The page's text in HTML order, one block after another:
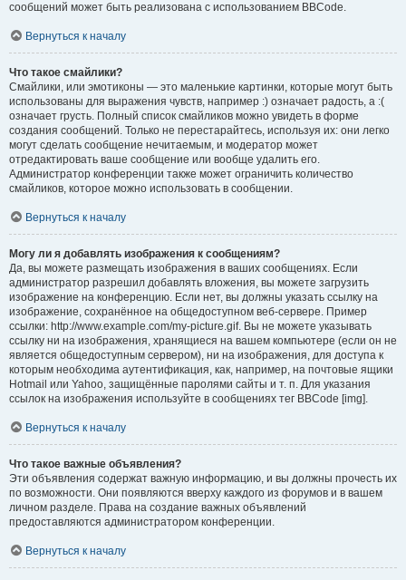
сообщений может быть реализована с использованием BBCode.
Вернуться к началу
Что такое смайлики?
Смайлики, или эмотиконы — это маленькие картинки, которые могут быть
использованы для выражения чувств, например :) означает радость, а :(
означает грусть. Полный список смайликов можно увидеть в форме
создания сообщений. Только не перестарайтесь, используя их: они легко
могут сделать сообщение нечитаемым, и модератор может
отредактировать ваше сообщение или вообще удалить его.
Администратор конференции также может ограничить количество
смайликов, которое можно использовать в сообщении.
Вернуться к началу
Могу ли я добавлять изображения к сообщениям?
Да, вы можете размещать изображения в ваших сообщениях. Если
администратор разрешил добавлять вложения, вы можете загрузить
изображение на конференцию. Если нет, вы должны указать ссылку на
изображение, сохранённое на общедоступном веб-сервере. Пример
ссылки: http://www.example.com/my-picture.gif. Вы не можете указывать
ссылку ни на изображения, хранящиеся на вашем компьютере (если он не
является общедоступным сервером), ни на изображения, для доступа к
которым необходима аутентификация, как, например, на почтовые ящики
Hotmail или Yahoo, защищённые паролями сайты и т. п. Для указания
ссылок на изображения используйте в сообщениях тег BBCode [img].
Вернуться к началу
Что такое важные объявления?
Эти объявления содержат важную информацию, и вы должны прочесть их
по возможности. Они появляются вверху каждого из форумов и в вашем
личном разделе. Права на создание важных объявлений
предоставляются администратором конференции.
Вернуться к началу